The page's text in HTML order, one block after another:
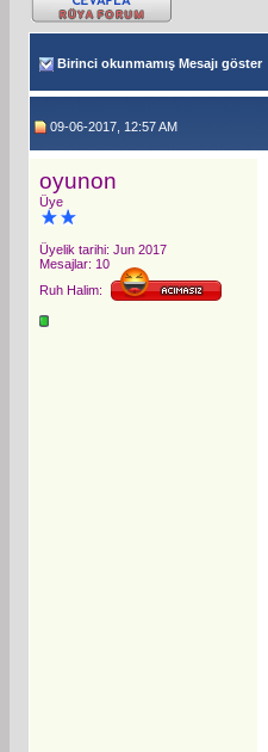
Birinci okunmamış Mesajı göster
09-06-2017, 12:57 AM
oyunon
Üye
Üyelik tarihi: Jun 2017
Mesajlar: 10
Ruh Halim: